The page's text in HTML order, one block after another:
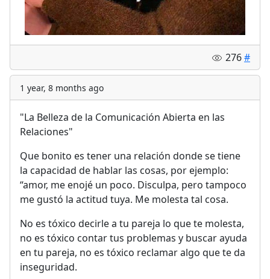
276#
1 year, 8 months ago
"La Belleza de la Comunicación Abierta en las
Relaciones"
Que bonito es tener una relación donde se tiene
la capacidad de hablar las cosas, por ejemplo:
“amor, me enojé un poco. Disculpa, pero tampoco
me gustó la actitud tuya. Me molesta tal cosa.
No es tóxico decirle a tu pareja lo que te molesta,
no es tóxico contar tus problemas y buscar ayuda
en tu pareja, no es tóxico reclamar algo que te da
inseguridad.